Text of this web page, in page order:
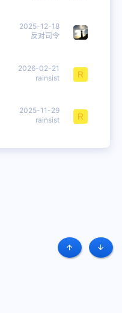
2025-12-18
反对司令
2026-02-21
rainsist
R
2025-11-29
rainsist
R
顶部 底部